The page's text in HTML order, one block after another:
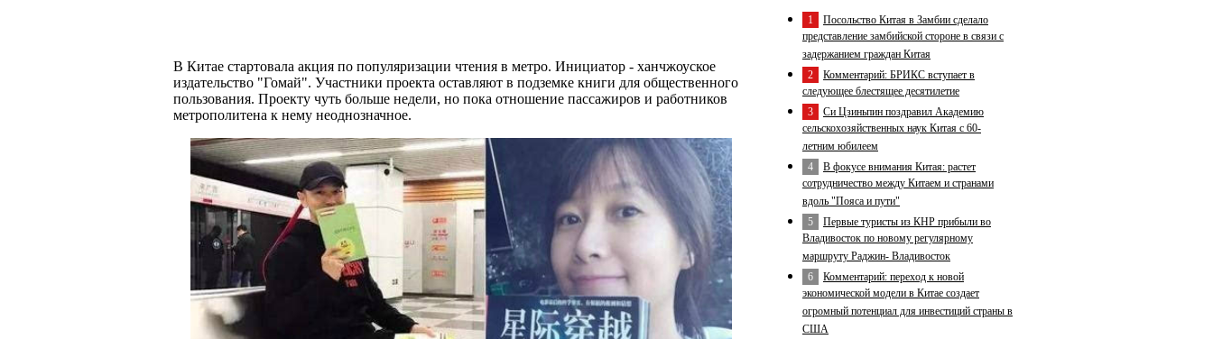
В Китае стартовала акция по популяризации чтения в метро. Инициатор - ханчжоуское
издательство "Гомай". Участники проекта оставляют в подземке книги для общественного
пользования. Проекту чуть больше недели, но пока отношение пассажиров и работников
метрополитена к нему неоднозначное.
1 Посольство Китая в Замбии сделало
представление замбийской стороне в связи с
задержанием граждан Китая
2 Комментарий: БРИКС вступает в
следующее блестящее десятилетие
3 Си Цзиньпин поздравил Академию
сельскохозяйственных наук Китая с 60-
летним юбилеем
4 В фокусе внимания Китая: растет
сотрудничество между Китаем и странами
вдоль "Пояса и пути"
5 Первые туристы из КНР прибыли во
Владивосток по новому регулярному
маршруту Раджин- Владивосток
6 Комментарий: переход к новой
экономической модели в Китае создает
огромный потенциал для инвестиций страны в
США